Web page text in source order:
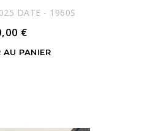
DATE - 1960S
€
AU PANIER